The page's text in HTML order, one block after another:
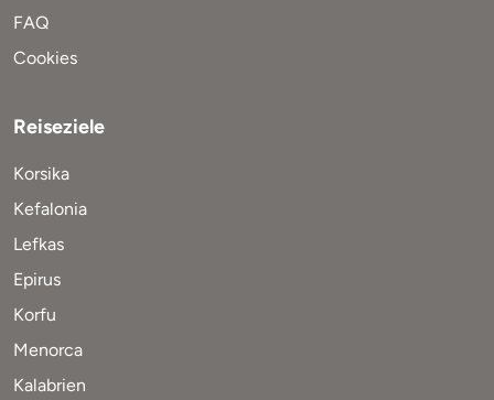
FAQ
Cookies
Reiseziele
Korsika
Kefalonia
Lefkas
Epirus
Korfu
Menorca
Kalabrien